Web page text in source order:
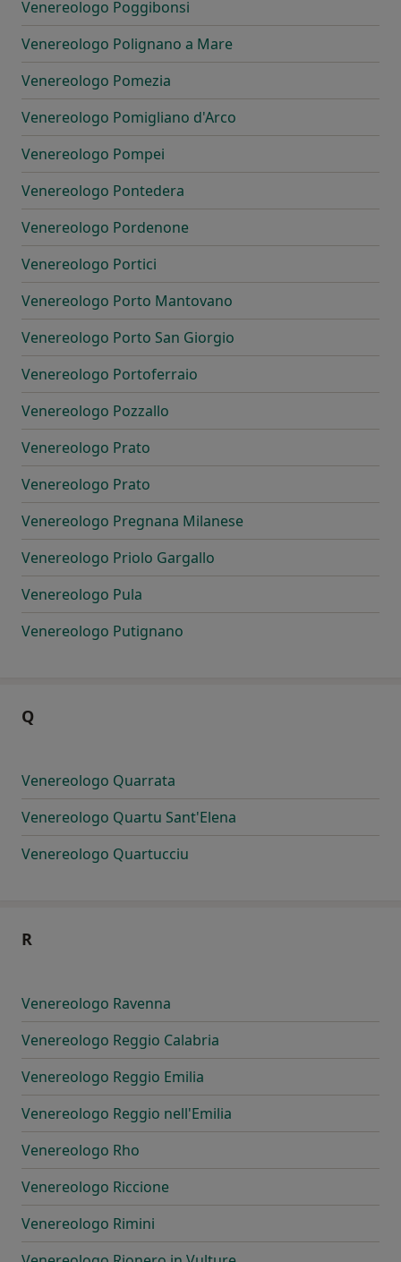
Venereologo Poggibonsi
Venereologo Polignano a Mare
Venereologo Pomezia
Venereologo Pomigliano d'Arco
Venereologo Pompei
Venereologo Pontedera
Venereologo Pordenone
Venereologo Portici
Venereologo Porto Mantovano
Venereologo Porto San Giorgio
Venereologo Portoferraio
Venereologo Pozzallo
Venereologo Prato
Venereologo Prato
Venereologo Pregnana Milanese
Venereologo Priolo Gargallo
Venereologo Pula
Venereologo Putignano
Q
Venereologo Quarrata
Venereologo Quartu Sant'Elena
Venereologo Quartucciu
R
Venereologo Ravenna
Venereologo Reggio Calabria
Venereologo Reggio Emilia
Venereologo Reggio nell'Emilia
Venereologo Rho
Venereologo Riccione
Venereologo Rimini